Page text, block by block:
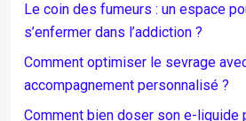
Le coin des fumeurs : un espace
s’enfermer dans l’addiction ?
Comment optimiser le sevrage
accompagnement personnalisé ?
Comment bien doser son e-liquide